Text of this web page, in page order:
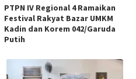
PTPN IV Regional 4 Ramaikan
Festival Rakyat Bazar UMKM
Kadin dan Korem 042/Garuda
Putih